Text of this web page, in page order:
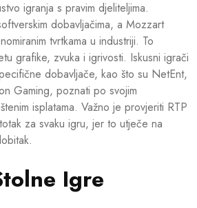
igranja s pravim djeliteljima.
dobavljačima, a Mozzart
tvrtkama u industriji. To
grafike, zvuka i igrivosti. Iskusni igrači
dobavljače, kao što su NetEnt,
Gaming, poznati po svojim
isplatama. Važno je provjeriti RTP
za svaku igru, jer to utječe na
Igre